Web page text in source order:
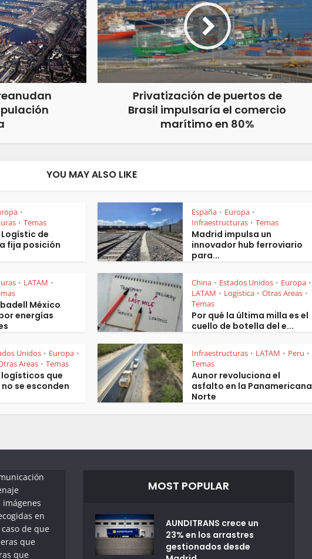
Privatización de puertos de
Brasil impulsaría el comercio
marítimo en 80%
YOU MAY ALSO LIKE
•
• Temas
Logístic de
fija posición
España • Europa •
Infraestructuras • Temas
Madrid impulsa un
innovador hub ferroviario
para...
• LATAM •
México
energías
China • Estados Unidos • Europa •
LATAM • Logistica • Otras Areas •
Temas
Por qué la última milla es el
cuello de botella del e...
Unidos • Europa •
Areas • Temas
logísticos que
se esconden
Infraestructuras • LATAM • Peru •
Temas
Aunor revoluciona el
asfalto en la Panamericana
Norte
imágenes
en
de que
que
que
MOST POPULAR
AUNDITRANS crece un
23% en los arrastres
gestionados desde